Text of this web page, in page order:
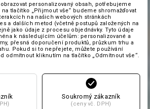
personalizovaný obsah, potřebujeme
tlačítko „Přijmout vše“ budeme shromažďovat
na našich webových stránkách
a dalších metod (včetně postupů založených na
jako údaje z procesu objednávky. Tyto údaje
k následujícím účelům: personalizované a
přesná doporučení produktů, průzkum trhu a
Pokud si to nepřejete, můžete používání
odmítnout kliknutím na tlačítko „Odmítnout vše“.
Soukromý zákazník
(ceny vč. DPH)